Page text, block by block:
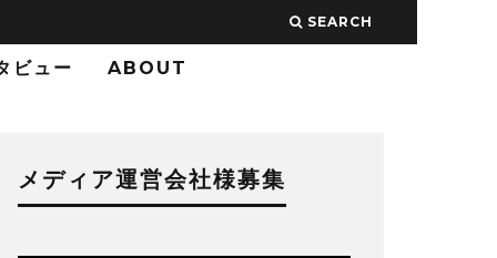
SEARCH
ビュー ABOUT
メディア運営会社様募集